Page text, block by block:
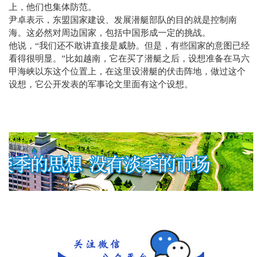
上，他们也集体防范。
尹卓表示，东盟国家建设、发展潜艇部队的目的就是控制南
海。这必然对周边国家，包括中国形成一定的挑战。
他说，“我们还不敢讲直接是威胁。但是，有些国家的意图已经
看得很明显。”比如越南，它在买了潜艇之后，设想准备在马六
甲海峡以东这个位置上，在这里设潜艇的伏击阵地，做过这个
设想，它公开发表的军事论文里面有这个设想。